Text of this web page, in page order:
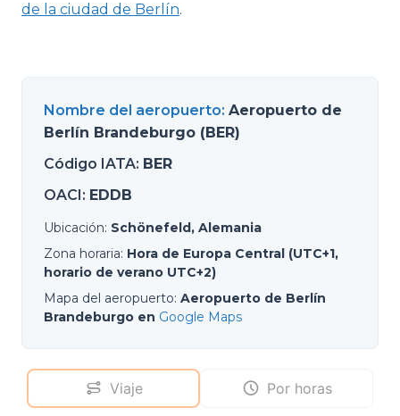
de la ciudad de Berlín.
Nombre del aeropuerto: Aeropuerto de
Berlín Brandeburgo (BER)
Código IATA: BER
OACI: EDDB
Ubicación: Schönefeld, Alemania
Zona horaria: Hora de Europa Central (UTC+1,
horario de verano UTC+2)
Mapa del aeropuerto: Aeropuerto de Berlín
Brandeburgo en Google Maps